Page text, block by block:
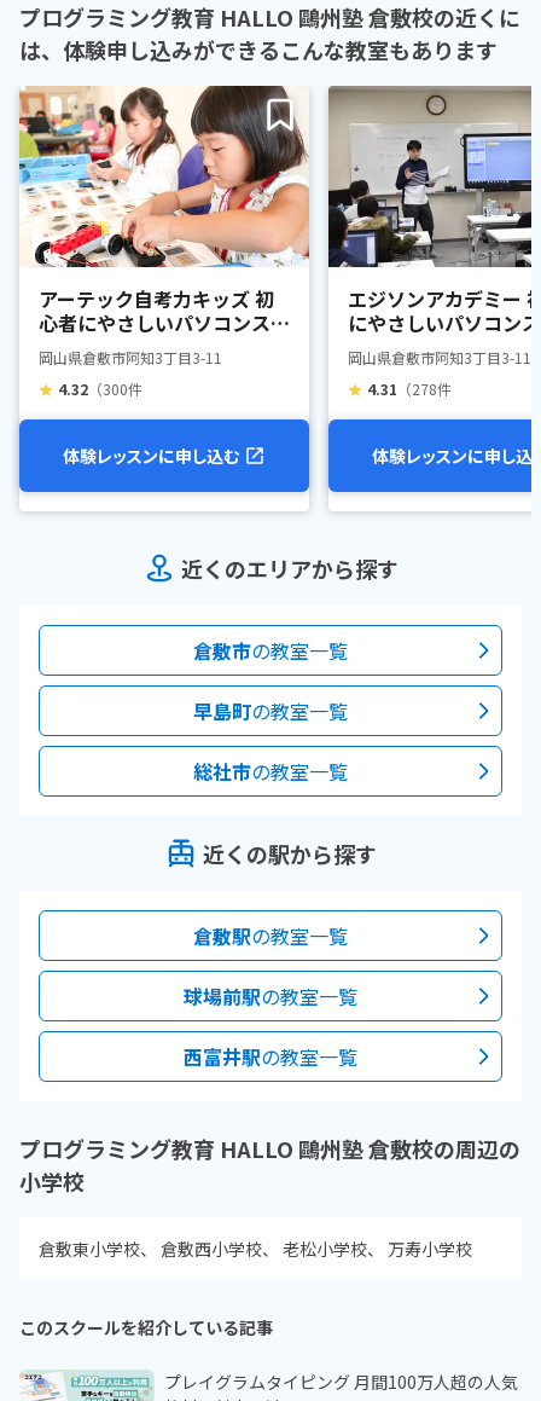
プログラミング教育 HALLO 鷗州塾 倉敷校の近くに
は、体験申し込みができるこんな教室もあります
アーテック自考力キッズ 初
心者にやさしいパソコンスク
ール 倉敷駅前校
岡山県倉敷市阿知3丁目3-11
★ 4.32 （300件
体験レッスンに申し込む
エジソンアカデミー
にやさしいパソコン
倉敷駅前校
岡山県倉敷市阿知3丁目3-11
★ 4.31 （278件
体験レッスンに申し込
近くのエリアから探す
倉敷市の教室一覧
早島町の教室一覧
総社市の教室一覧
近くの駅から探す
倉敷駅の教室一覧
球場前駅の教室一覧
西富井駅の教室一覧
プログラミング教育 HALLO 鷗州塾 倉敷校の周辺の
小学校
倉敷東小学校 倉敷西小学校 老松小学校 万寿小学校
このスクールを紹介している記事
プレイグラムタイピング 月間100万人超の人気